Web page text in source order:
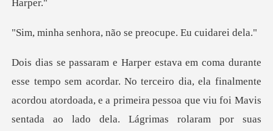
a, não se preocupe
viu foi Mavis
sentada ao lado dela. Lágrimas rolaram por suas